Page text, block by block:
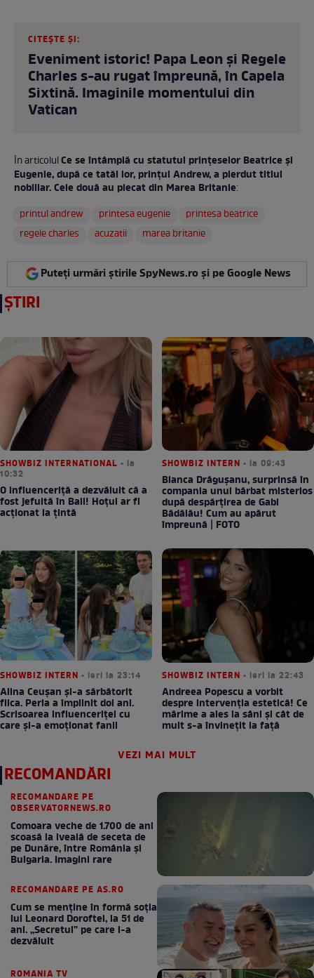
CITEȘTE ȘI:
Eveniment istoric! Papa Leon și Regele
Charles s-au rugat împreună, în Capela
Sixtină. Imaginile momentului din
Vatican
În articolulCe se întâmplă cu statutul prințeselor Beatrice și
Eugenie, după ce tatăl lor, prințul Andrew, a pierdut titlul
nobiliar. Cele două au plecat din Marea Britanie:
printul andrew
printesa eugenie
printesa beatrice
regele charles
acuzatii marea britanie
Puteți urmări știrile SpyNews.ro și pe Google News
ȘTIRI
SHOWBIZ INTERNATIONAL • la
10:32
O influenceriță a dezvăluit că a
fost jefuită în Bali! Hoțul ar fi
acționat la țintă
SHOWBIZ INTERN • la 09:43
Bianca Drăgușanu, surprinsă în
compania unui bărbat misterios
după despărțirea de Gabi
Bădălău! Cum au apărut
împreună | FOTO
SHOWBIZ INTERN • ieri la 23:14
Alina Ceușan și-a sărbătorit
fiica. Perla a împlinit doi ani.
Scrisoarea influenceriței cu
care și-a emoționat fanii
SHOWBIZ INTERN • ieri la 22:43
Andreea Popescu a vorbit
despre intervenția estetică! Ce
mărime a ales la sâni și cât de
mult s-a învinețit la față
VEZI MAI MULT
RECOMANDĂRI
RECOMANDARE PE
OBSERVATORNEWS.RO
Comoara veche de 1.700 de ani
scoasă la iveală de seceta de
pe Dunăre, între România şi
Bulgaria. Imagini rare
RECOMANDARE PE AS.RO
Cum se menţine în formă soţia
lui Leonard Doroftei, la 51 de
ani. „Secretul” pe care l-a
dezvăluit
ROMANIA TV